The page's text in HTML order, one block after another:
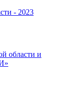
‑ 2023
области и